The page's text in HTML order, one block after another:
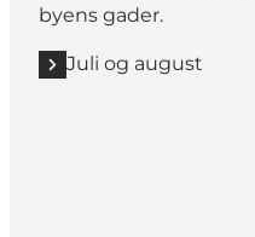
byens gader.
Juli og august